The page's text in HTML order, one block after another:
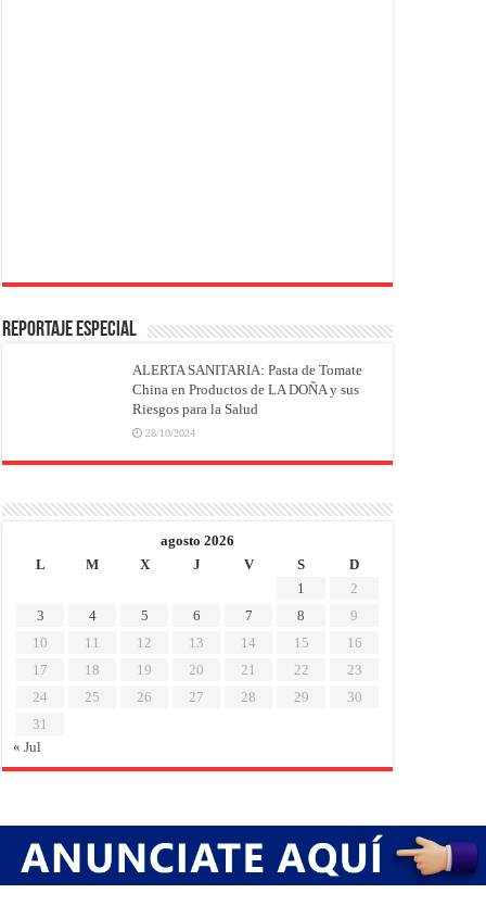
REPORTAJE ESPECIAL
ALERTA SANITARIA: Pasta de Tomate
China en Productos de LA DOÑA y sus
Riesgos para la Salud
28/10/2024
agosto 2026
L
M X J V S
D
1
2
3
4 5 6 7 8
9
10
11 12 13 14 15
16
17
18 19 20 21 22
23
24
25 26 27 28 29
30
31
« Jul